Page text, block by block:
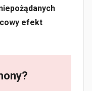
efekt